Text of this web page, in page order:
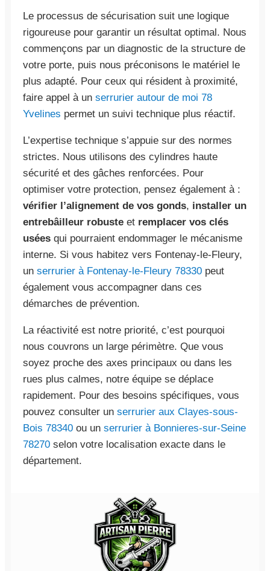
Le processus de sécurisation suit une logique
rigoureuse pour garantir un résultat optimal. Nous
commençons par un diagnostic de la structure de
votre porte, puis nous préconisons le matériel le
plus adapté. Pour ceux qui résident à proximité,
faire appel à un serrurier autour de moi 78
Yvelines permet un suivi technique plus réactif.
L’expertise technique s’appuie sur des normes
strictes. Nous utilisons des cylindres haute
sécurité et des gâches renforcées. Pour
optimiser votre protection, pensez également à :
vérifier l’alignement de vos gonds, installer un
entrebâilleur robuste et remplacer vos clés
usées qui pourraient endommager le mécanisme
interne. Si vous habitez vers Fontenay-le-Fleury,
un serrurier à Fontenay-le-Fleury 78330 peut
également vous accompagner dans ces
démarches de prévention.
La réactivité est notre priorité, c’est pourquoi
nous couvrons un large périmètre. Que vous
soyez proche des axes principaux ou dans les
rues plus calmes, notre équipe se déplace
rapidement. Pour des besoins spécifiques, vous
pouvez consulter un serrurier aux Clayes-sous-
Bois 78340 ou un serrurier à Bonnieres-sur-Seine
78270 selon votre localisation exacte dans le
département.